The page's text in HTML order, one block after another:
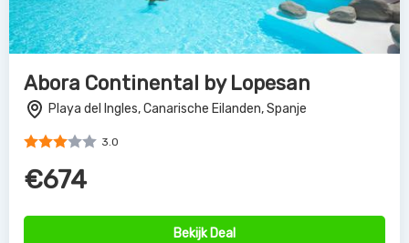
Abora Continental by Lopesan
Playa del Ingles, Canarische Eilanden, Spanje
3.0
€674
Bekijk Deal